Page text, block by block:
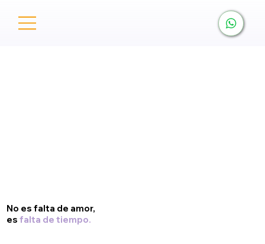
No es falta de amor,
esfalta de tiempo.